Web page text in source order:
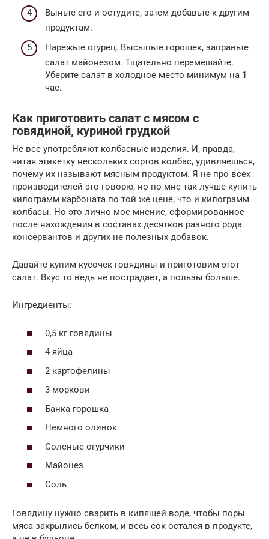
Выньте его и остудите, затем добавьте к другим
продуктам.
Нарежьте огурец. Высыпьте горошек, заправьте
салат майонезом. Тщательно перемешайте.
Уберите салат в холодное место минимум на 1
час.
Как приготовить салат с мясом с
говядиной, куриной грудкой
Не все употребляют колбасные изделия. И, правда,
читая этикетку нескольких сортов колбас, удивляешься,
почему их называют мясным продуктом. Я не про всех
производителей это говорю, но по мне так лучше купить
килограмм карбоната по той же цене, что и килограмм
колбасы. Но это лично мое мнение, сформированное
после нахождения в составах десятков разного рода
консервантов и других не полезных добавок.
Давайте купим кусочек говядины и приготовим этот
салат. Вкус то ведь не пострадает, а пользы больше.
Ингредиенты:
0,5 кг говядины
4 яйца
2 картофелины
3 моркови
Банка горошка
Немного оливок
Соленые огурчики
Майонез
Соль
Говядину нужно сварить в кипящей воде, чтобы поры
мяса закрылись белком, и весь сок остался в продукте,